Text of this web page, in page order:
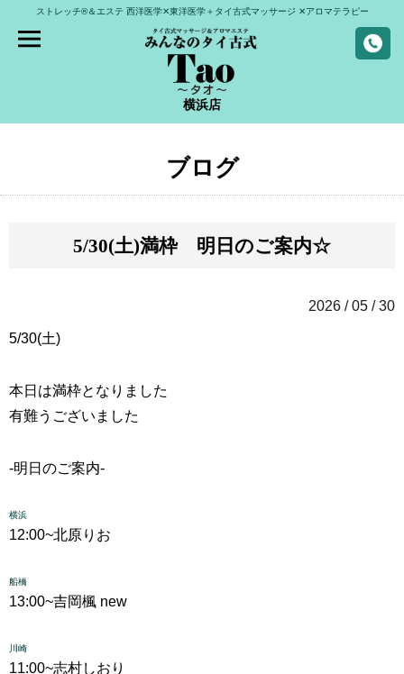
ストレッチ®＆エステ 西洋医学✕東洋医学＋タイ古式マッサージ ✕アロマテラピー
横浜店
ブログ
5/30(土)満枠 明日のご案内☆
2026 / 05 / 30
5/30(土)
本日は満枠となりました
有難うございました
-明日のご案内-
横浜
12:00~北原りお
船橋
13:00~吉岡楓 new
川崎
11:00~志村しおり